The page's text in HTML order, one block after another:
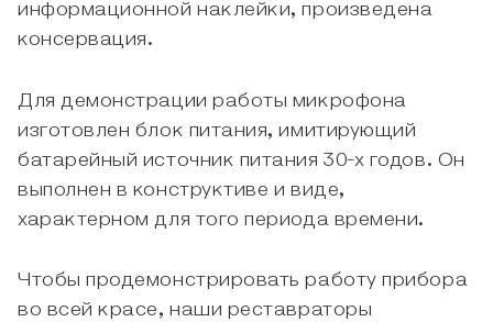
информационной наклейки, произведена
консервация.
Для демонстрации работы микрофона
изготовлен блок питания, имитирующий
батарейный источник питания 30-х годов. Он
выполнен в конструктиве и виде,
характерном для того периода времени.
Чтобы продемонстрировать работу прибора
во всей красе, наши реставраторы